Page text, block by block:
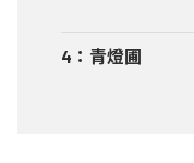
4 ： 青燈圃